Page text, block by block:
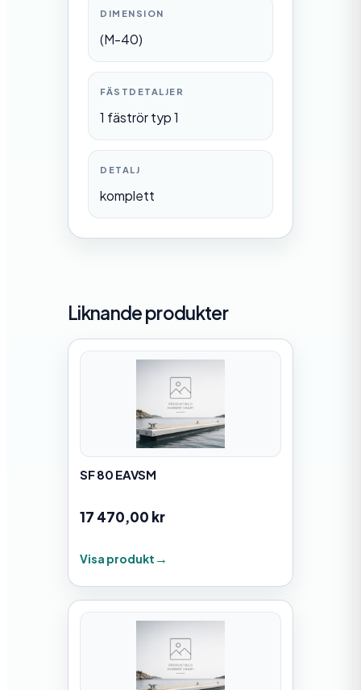
DIMENSION
(M-40)
FÄSTDETALJER
1 fäströr typ 1
DETALJ
komplett
Liknande produkter
SF 80 EAVSM
17 470,00 kr
Visa produkt